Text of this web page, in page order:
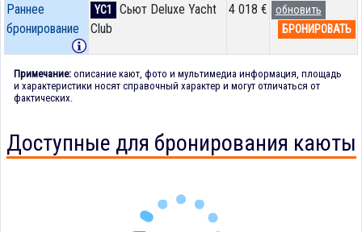
Раннее
бронирование
YC1
Сьют Deluxe Yacht
Club
4 018 €
обновить
БРОНИРОВАТЬ
Примечание: описание кают, фото и мультимедиа информация, площадь
и характеристики носят справочный характер и могут отличаться от
фактических.
Доступные для бронирования каюты